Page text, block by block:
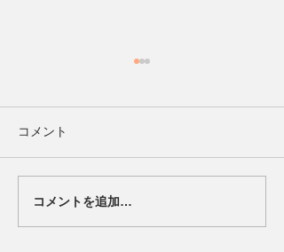
【ハードロックカフェ 横
浜と地域共創を目的とし
コメント
コメントを追加…